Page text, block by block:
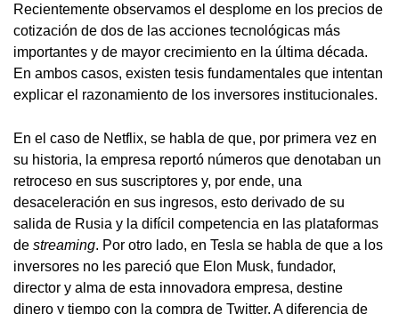
Recientemente observamos el desplome en los precios de
cotización de dos de las acciones tecnológicas más
importantes y de mayor crecimiento en la última década.
En ambos casos, existen tesis fundamentales que intentan
explicar el razonamiento de los inversores institucionales.
En el caso de Netflix, se habla de que, por primera vez en
su historia, la empresa reportó números que denotaban un
retroceso en sus suscriptores y, por ende, una
desaceleración en sus ingresos, esto derivado de su
salida de Rusia y la difícil competencia en las plataformas
de streaming. Por otro lado, en Tesla se habla de que a los
inversores no les pareció que Elon Musk, fundador,
director y alma de esta innovadora empresa, destine
dinero y tiempo con la compra de Twitter. A diferencia de